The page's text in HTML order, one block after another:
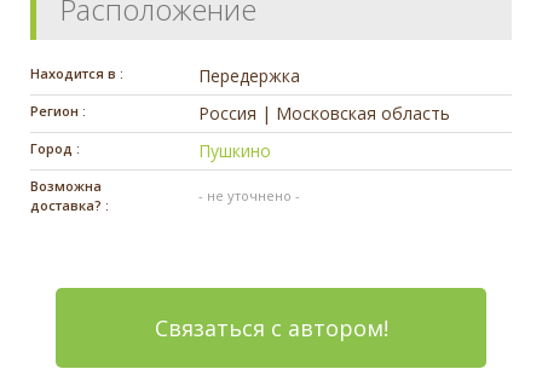
Расположение
Находится в : Передержка
Регион : Россия | Московская область
Город : Пушкино
Возможна
доставка? :
- не уточнено -
Связаться с автором!